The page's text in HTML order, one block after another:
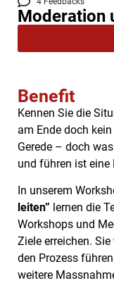
Moderation
Benefit
Kennen Sie die
am Ende doch
Gerede – doch
und führen ist eine
In unserem
leiten” lernen die
Workshops und
Ziele erreichen.
den Prozess
weitere